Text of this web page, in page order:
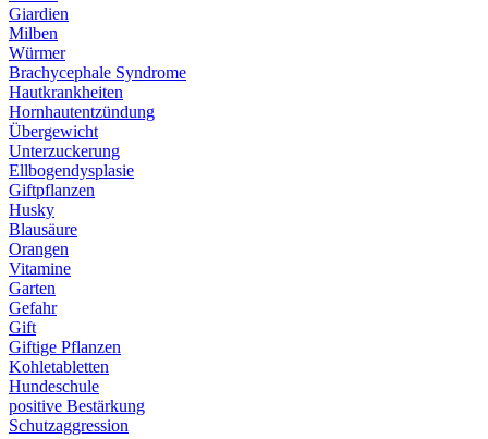
Giardien
Milben
Würmer
Brachycephale Syndrome
Hautkrankheiten
Hornhautentzündung
Übergewicht
Unterzuckerung
Ellbogendysplasie
Giftpflanzen
Husky
Blausäure
Orangen
Vitamine
Garten
Gefahr
Gift
Giftige Pflanzen
Kohletabletten
Hundeschule
positive Bestärkung
Schutzaggression